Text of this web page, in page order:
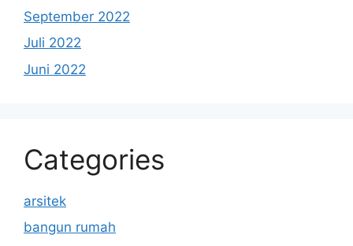
September 2022
Juli 2022
Juni 2022
Categories
arsitek
bangun rumah